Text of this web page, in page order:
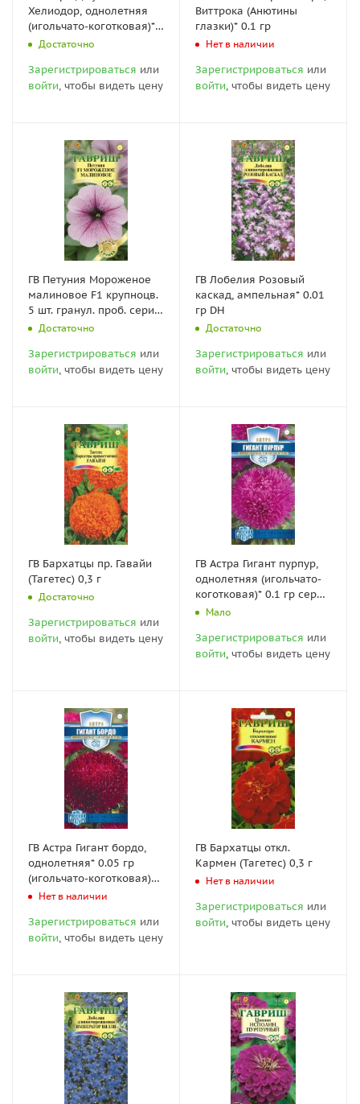
Хелиодор, однолетняя
(игольчато-коготковая)*
0.1 гр серия Эксклюзив
Достаточно
Зарегистрироваться или
войти, чтобы видеть цену
Виттрока (Анютины
глазки)* 0.1 гр
Нет в наличии
Зарегистрироваться или
войти, чтобы видеть цену
ГВ Петуния Мороженое
малиновое F1 крупноцв.
5 шт. гранул. проб. серия
Элитная клумба
Достаточно
Зарегистрироваться или
войти, чтобы видеть цену
ГВ Лобелия Розовый
каскад, ампельная* 0.01
гр DH
Достаточно
Зарегистрироваться или
войти, чтобы видеть цену
ГВ Бархатцы пр. Гавайи
(Тагетес) 0,3 г
Достаточно
Зарегистрироваться или
войти, чтобы видеть цену
ГВ Астра Гигант пурпур,
однолетняя (игольчато-
коготковая)* 0.1 гр серия
Русский богатырь Н18
Мало
Зарегистрироваться или
войти, чтобы видеть цену
ГВ Астра Гигант бордо,
однолетняя* 0.05 гр
(игольчато-коготковая)
серия Русский богатырь
Нет в наличии
Зарегистрироваться или
войти, чтобы видеть цену
ГВ Бархатцы откл.
Кармен (Тагетес) 0,3 г
Нет в наличии
Зарегистрироваться или
войти, чтобы видеть цену